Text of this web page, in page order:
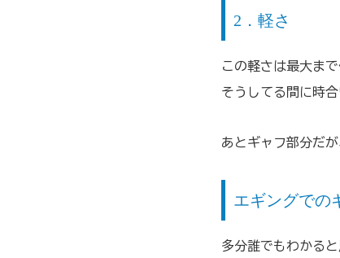
2．軽さ
この軽さは最大ま
そうしてる間に時
あとギャフ部分だ
エギングでの
多分誰でもわかる